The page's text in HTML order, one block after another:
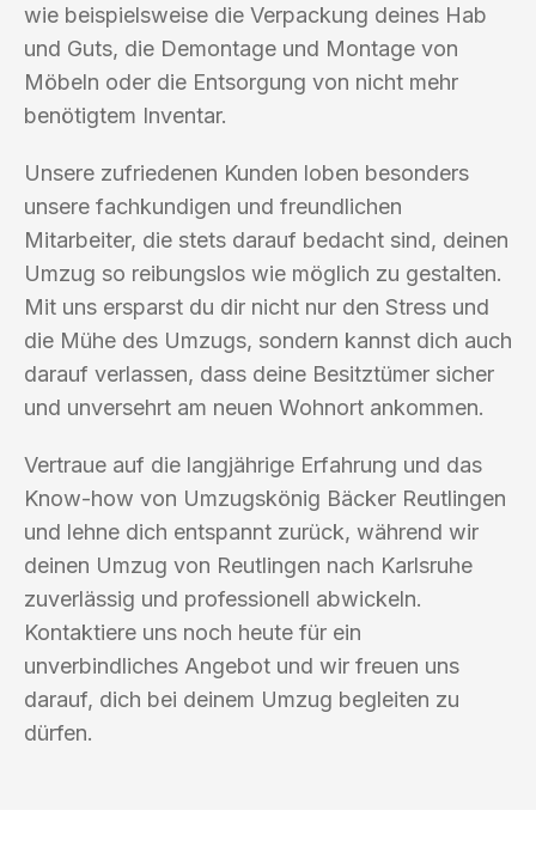
wie beispielsweise die Verpackung deines Hab
und Guts, die Demontage und Montage von
Möbeln oder die Entsorgung von nicht mehr
benötigtem Inventar.
Unsere zufriedenen Kunden loben besonders
unsere fachkundigen und freundlichen
Mitarbeiter, die stets darauf bedacht sind, deinen
Umzug so reibungslos wie möglich zu gestalten.
Mit uns ersparst du dir nicht nur den Stress und
die Mühe des Umzugs, sondern kannst dich auch
darauf verlassen, dass deine Besitztümer sicher
und unversehrt am neuen Wohnort ankommen.
Vertraue auf die langjährige Erfahrung und das
Know-how von Umzugskönig Bäcker Reutlingen
und lehne dich entspannt zurück, während wir
deinen Umzug von Reutlingen nach Karlsruhe
zuverlässig und professionell abwickeln.
Kontaktiere uns noch heute für ein
unverbindliches Angebot und wir freuen uns
darauf, dich bei deinem Umzug begleiten zu
dürfen.